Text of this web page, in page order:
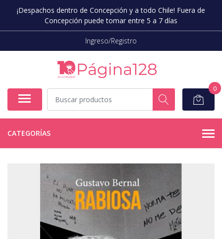
¡Despachos dentro de Concepción y a todo Chile! Fuera de
Concepción puede tomar entre 5 a 7 días
Ingreso/Registro
0
CATEGORÍAS